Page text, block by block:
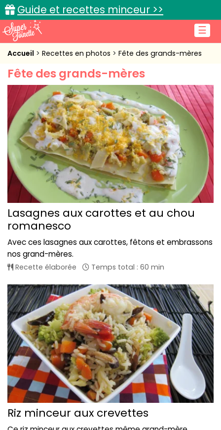
☰
Guide et recettes minceur >>
Accueil
Recettes de cuisine
Cuisine pratique
L'actu cuisine
Connexion
Accueil Recettes en photos Fête des grands-mères
Fête des grands-mères
Lasagnes aux carottes et au chou
romanesco
Avec ces lasagnes aux carottes, fêtons et embrassons
nos grand-mères.
Recette élaborée Temps total : 60 min
Riz minceur aux crevettes